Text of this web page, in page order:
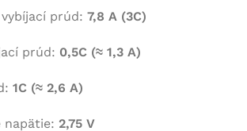
prúd: 7,8 A (3C)
prúd: 0,5C (≈ 1,3 A)
1C (≈ 2,6 A)
napätie: 2,75 V